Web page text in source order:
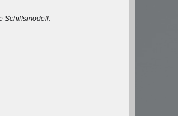
Schiffsmodell.